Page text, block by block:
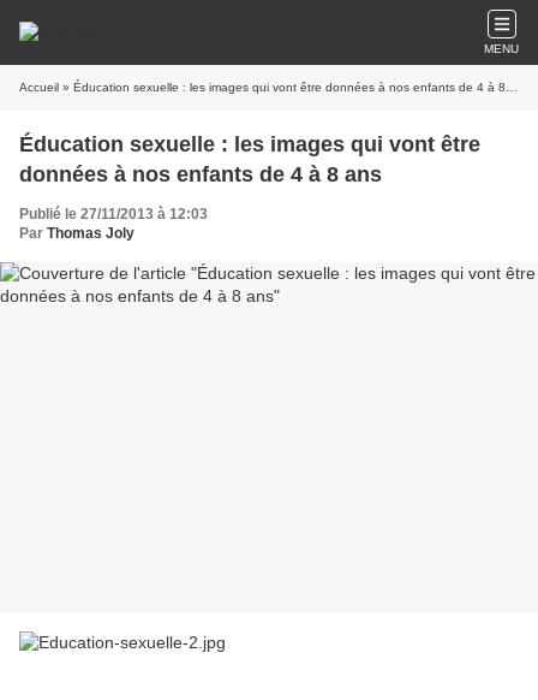
MENU
Accueil » Éducation sexuelle : les images qui vont être données à nos enfants de 4 à 8 ans
Éducation sexuelle : les images qui vont être
données à nos enfants de 4 à 8 ans
Publié le 27/11/2013 à 12:03
Par Thomas Joly